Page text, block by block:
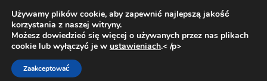
DOSTAWA od 31 zł
Pn.-pt. 9:00-16:00800 003 167
Przejdź
do
Przejdź
do
Używamy plików cookie, aby zapewnić najlepszą jakość
korzystania z naszej witryny.
Możesz dowiedzieć się więcej o używanych przez nas plikach
cookie lub wyłączyć je w ustawieniach.< /p>
Zaakceptować